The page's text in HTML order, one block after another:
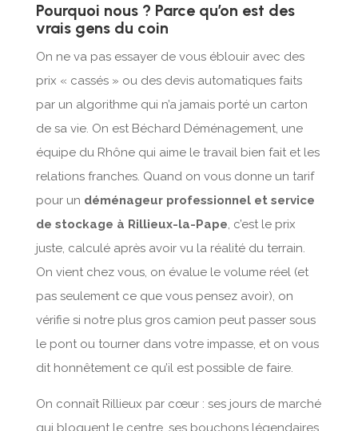
Pourquoi nous ? Parce qu’on est des
vrais gens du coin
On ne va pas essayer de vous éblouir avec des
prix « cassés » ou des devis automatiques faits
par un algorithme qui n’a jamais porté un carton
de sa vie. On est Béchard Déménagement, une
équipe du Rhône qui aime le travail bien fait et les
relations franches. Quand on vous donne un tarif
pour un déménageur professionnel et service
de stockage à Rillieux-la-Pape, c’est le prix
juste, calculé après avoir vu la réalité du terrain.
On vient chez vous, on évalue le volume réel (et
pas seulement ce que vous pensez avoir), on
vérifie si notre plus gros camion peut passer sous
le pont ou tourner dans votre impasse, et on vous
dit honnêtement ce qu’il est possible de faire.
On connaît Rillieux par cœur : ses jours de marché
qui bloquent le centre, ses bouchons légendaires